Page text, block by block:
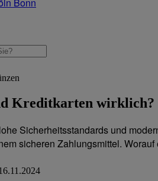
Kreditkarten wirklich?
Sicherheitsstandards und
sicheren Zahlungsmittel.